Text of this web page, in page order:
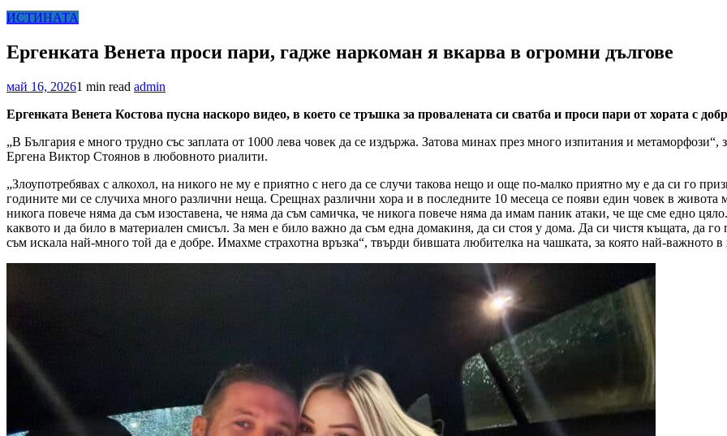
ИСТИНАТА
Ергенката Венета проси пари, гадже наркоман я вкарва в огромни дългове
май 16, 20261 min read admin
Ергенката Венета Костова пусна наскоро видео, в което се тръшка за провалената си сватба и проси пари от хората с
„В България е много трудно със заплата от 1000 лева човек да се издържа. Затова минах през много изпитания и метаморфози“,
Ергена Виктор Стоянов в любовното риалити.
„Злоупотребявах с алкохол, на никого не му е приятно с него да се случи такова нещо и още по-малко приятно му е да си го
годините ми се случиха много различни неща. Срещнах различни хора и в последните 10 месеца се появи един човек в
никога повече няма да съм изоставена, че няма да съм самичка, че никога повече няма да имам паник атаки, че ще сме едно
каквото и да било в материален смисъл. За мен е било важно да съм една домакиня, да си стоя у дома. Да си чистя къщата, да
съм искала най-много той да е добре. Имахме страхотна връзка“, твърди бившата любителка на чашката, за която най-важното